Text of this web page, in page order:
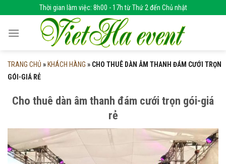
to
content
Thời gian làm việc: 8h00 - 17h từ Thứ 2 đến Chủ nhật
TRANG CHỦ » KHÁCH HÀNG » CHO THUÊ DÀN ÂM THANH ĐÁM CƯỚI TRỌN
GÓI-GIÁ RẺ
Cho thuê dàn âm thanh đám cưới trọn gói-giá
rẻ